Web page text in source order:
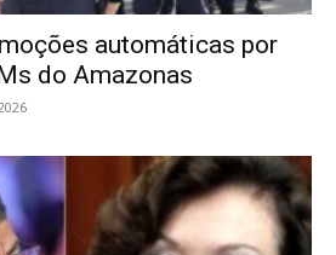
automáticas por
do Amazonas